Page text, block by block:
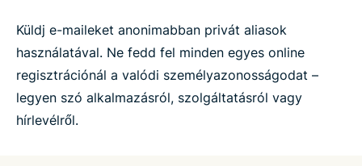
Küldj e-maileket anonimabban privát aliasok
használatával. Ne fedd fel minden egyes online
regisztrációnál a valódi személyazonosságodat –
legyen szó alkalmazásról, szolgáltatásról vagy
hírlevélről.